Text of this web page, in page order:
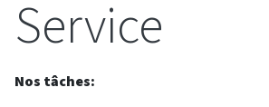
Service
Nos tâches: